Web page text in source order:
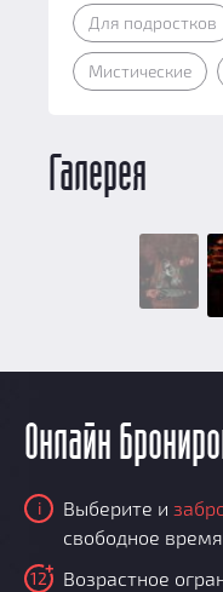
Для подростков
Мистические
Галерея
Онлайн
i Выберите и
свободное
12 Возрастное